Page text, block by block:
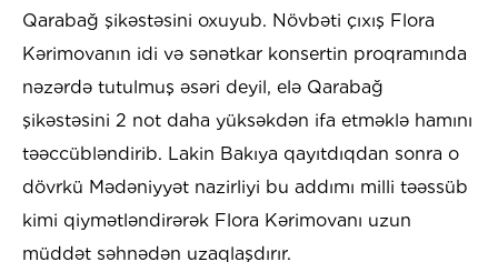
Qarabağ şikəstəsini oxuyub. Növbəti çıxış Flora
Kərimovanın idi və sənətkar konsertin proqramında
nəzərdə tutulmuş əsəri deyil, elə Qarabağ
şikəstəsini 2 not daha yüksəkdən ifa etməklə hamını
təəccübləndirib. Lakin Bakıya qayıtdıqdan sonra o
dövrkü Mədəniyyət nazirliyi bu addımı milli təəssüb
kimi qiymətləndirərək Flora Kərimovanı uzun
müddət səhnədən uzaqlaşdırır.